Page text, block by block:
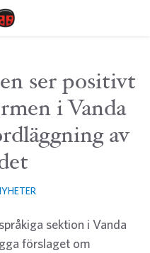
ser positivt
i Vanda
av
sektion i Vanda
förslaget om